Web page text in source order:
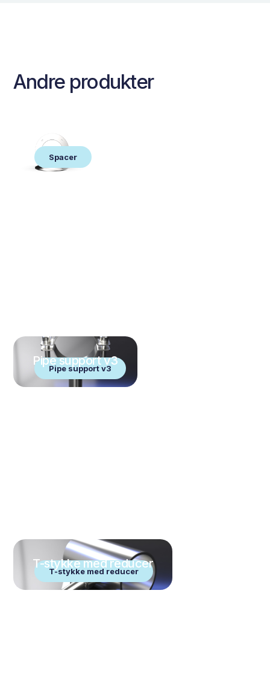
Andre produkter
Spacer
Spacer
Pipe support v3
Pipe support v3
T-stykke med reducer
T-stykke med reducer